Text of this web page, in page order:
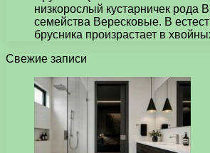
низкорослый кустарничек рода
семейства Вересковые. В
брусника произрастает в
Свежие записи